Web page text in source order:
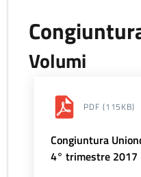
Volumi
PDF (115KB)
Congiuntura
4° trimestre 2017